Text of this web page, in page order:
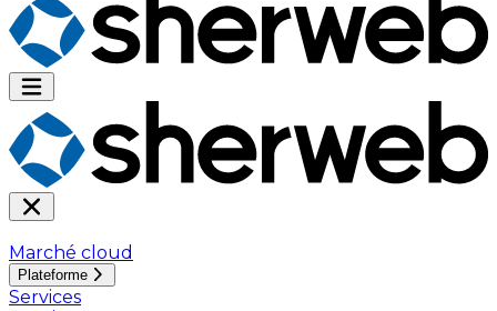
Marché cloud
Plateforme
Services